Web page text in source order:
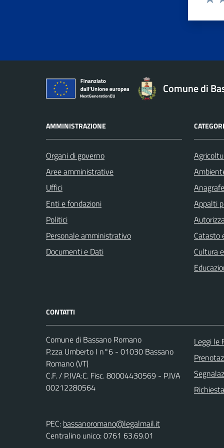
Comune di
AMMINISTRAZIONE
Organi di governo
Aree amministrative
Uffici
Enti e fondazioni
Politici
Personale amministrativo
Documenti e Dati
Appalti
Catasto
Cultura
CONTATTI
Comune di Bassano Romano
P.zza Umberto I n°6 - 01030 Bassano
Romano (VT)
C.F. / P.IVA:C. Fisc. 80004430569 - P.IVA
00212280564
PEC: bassanoromano@legalmail.it
Centralino unico: 0761 63.69.01
Leggi le